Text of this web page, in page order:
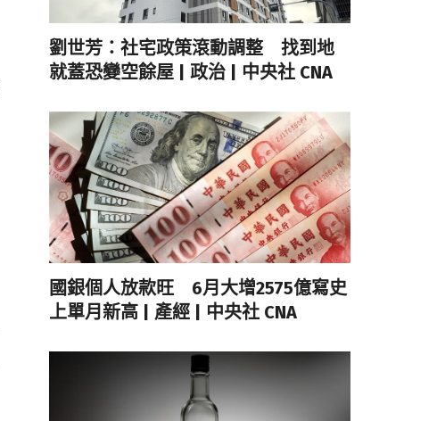
劉世芳：社宅政策滾動調整 找到地
就蓋恐變空餘屋 | 政治 | 中央社 CNA
國銀個人放款旺 6月大增2575億寫史
上單月新高 | 產經 | 中央社 CNA